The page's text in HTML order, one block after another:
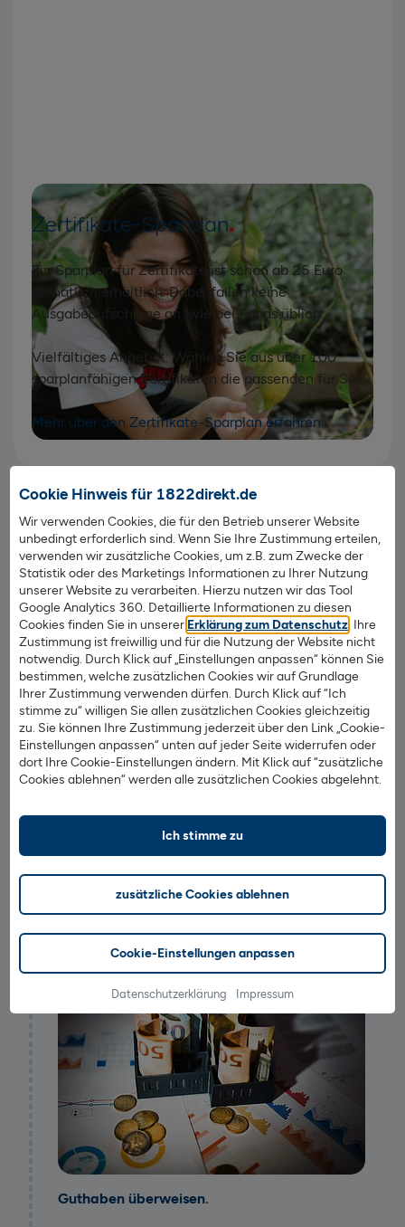
Cookie Hinweis für 1822direkt.de
Wir verwenden Cookies, die für den Betrieb unserer Website
unbedingt erforderlich sind. Wenn Sie Ihre Zustimmung erteilen,
verwenden wir zusätzliche Cookies, um z.B. zum Zwecke der
Statistik oder des Marketings Informationen zu Ihrer Nutzung
unserer Website zu verarbeiten. Hierzu nutzen wir das Tool
Google Analytics 360. Detaillierte Informationen zu diesen
Cookies finden Sie in unserer Erklärung zum Datenschutz . Ihre
Zustimmung ist freiwillig und für die Nutzung der Website nicht
notwendig. Durch Klick auf „Einstellungen anpassen“ können Sie
bestimmen, welche zusätzlichen Cookies wir auf Grundlage
Ihrer Zustimmung verwenden dürfen. Durch Klick auf “Ich
stimme zu“ willigen Sie allen zusätzlichen Cookies gleichzeitig
zu. Sie können Ihre Zustimmung jederzeit über den Link „Cookie-
Einstellungen anpassen“ unten auf jeder Seite widerrufen oder
dort Ihre Cookie-Einstellungen ändern. Mit Klick auf “zusätzliche
Cookies ablehnen“ werden alle zusätzlichen Cookies abgelehnt.
Ich stimme zu
zusätzliche Cookies ablehnen
Cookie-Einstellungen anpassen
Datenschutzerklärung Impressum
Zertifikate-Sparplan
Ein Sparplan für Zertifikate ist schon ab 25 Euro
monatlich erhältlich. Dabei fallen keine
Ausgabeaufschläge an, wie bei Fonds üblich.
Vielfältiges Angebot: Wählen Sie aus über 100
sparplanfähigen Zertifikaten die passenden für Sie.
Mehr über den Zertifikate-Sparplan erfahren
In nur drei Schritten zum ersten
Wertpapierkauf
Eröffnen Sie ein Wertpapierdepot – die Grundlage
für den Wertpapierhandel.
Guthaben überweisen